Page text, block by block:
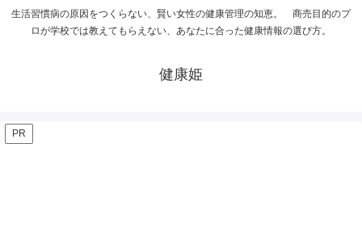
生活習慣病の原因をつくらない、賢い女性の健康管理の知恵。 商売目的のプ
ロが学校では教えてもらえない、あなたに合った健康情報の選び方。
健康姫
PR